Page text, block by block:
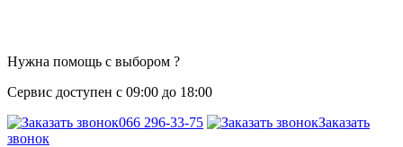
Нужна помощь с выбором ?
Сервис доступен с 09:00 до 18:00
066 296-33-75
Заказать
звонок